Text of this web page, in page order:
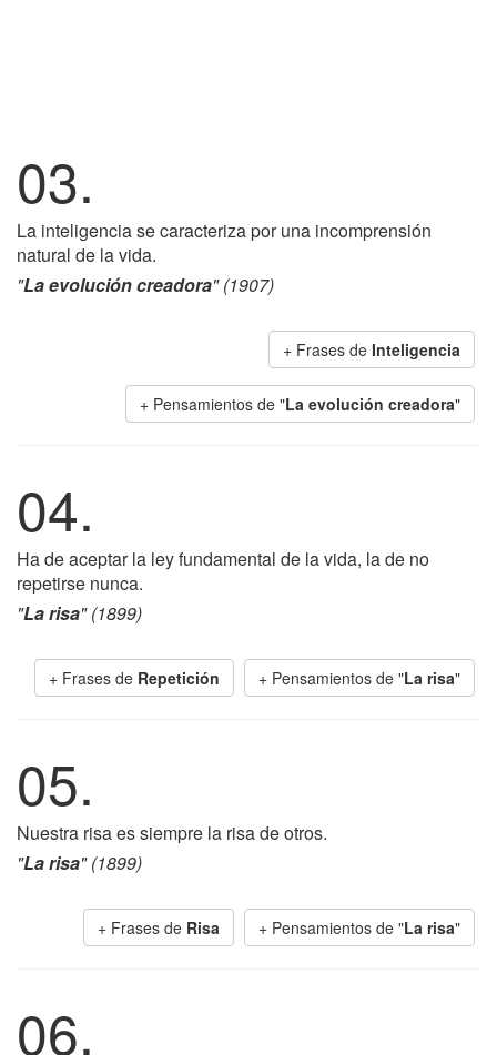
03.
La inteligencia se caracteriza por una incomprensión
natural de la vida.
"La evolución creadora" (1907)
+ Frases de Inteligencia
+ Pensamientos de "La evolución creadora"
04.
Ha de aceptar la ley fundamental de la vida, la de no
repetirse nunca.
"La risa" (1899)
+ Frases de Repetición + Pensamientos de "La risa"
05.
Nuestra risa es siempre la risa de otros.
"La risa" (1899)
+ Frases de Risa + Pensamientos de "La risa"
06.